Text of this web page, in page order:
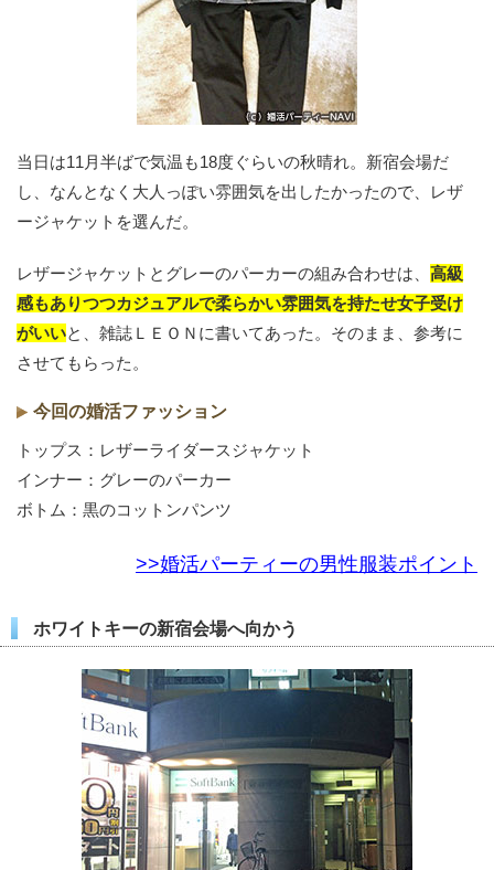
当日は11月半ばで気温も18度ぐらいの秋晴れ。新宿会場だ
し、なんとなく大人っぽい雰囲気を出したかったので、レザ
ージャケットを選んだ。
レザージャケットとグレーのパーカーの組み合わせは、 高級
感もありつつカジュアルで柔らかい雰囲気を持たせ女子受け
がいいと、雑誌ＬＥＯＮに書いてあった。そのまま、参考に
させてもらった。
今回の婚活ファッション
トップス：レザーライダースジャケット
インナー：グレーのパーカー
ボトム：黒のコットンパンツ
>>婚活パーティーの男性服装ポイント
ホワイトキーの新宿会場へ向かう